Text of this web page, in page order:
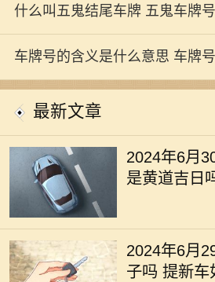
什么叫五鬼结尾车牌 五鬼车牌
车牌号的含义是什么意思 车牌
最新文章
2024年6月
是黄道吉日
2024年6月
子吗 提新车